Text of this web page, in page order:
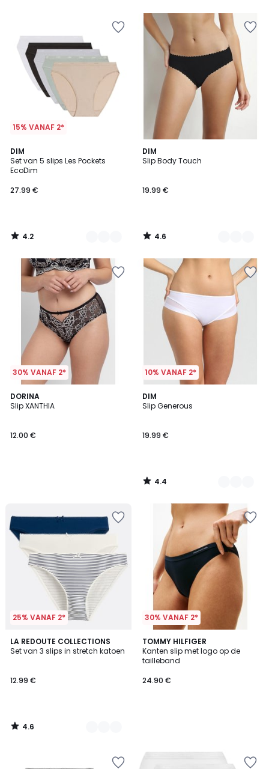
15% VANAF 2*
DIM
Set van 5 slips Les Pockets
EcoDim
27.99 €
4.2
/ 5
2
Kleuren
4.2
/
DIM
Slip Body Touch
19.99 €
4.6
/ 5
3
Kleuren
4.6
/
30% VANAF 2*
DORINA
Slip XANTHIA
12.00 €
10% VANAF 2*
DIM
Slip Generous
19.99 €
4.4
/ 5
7
Kleuren
4.4
/
25% VANAF 2*
LA REDOUTE COLLECTIONS
Set van 3 slips in stretch katoen
12.99 €
4.6
/ 5
2
Kleuren
4.6
/
30% VANAF 2*
TOMMY HILFIGER
Kanten slip met logo op de
tailleband
24.90 €